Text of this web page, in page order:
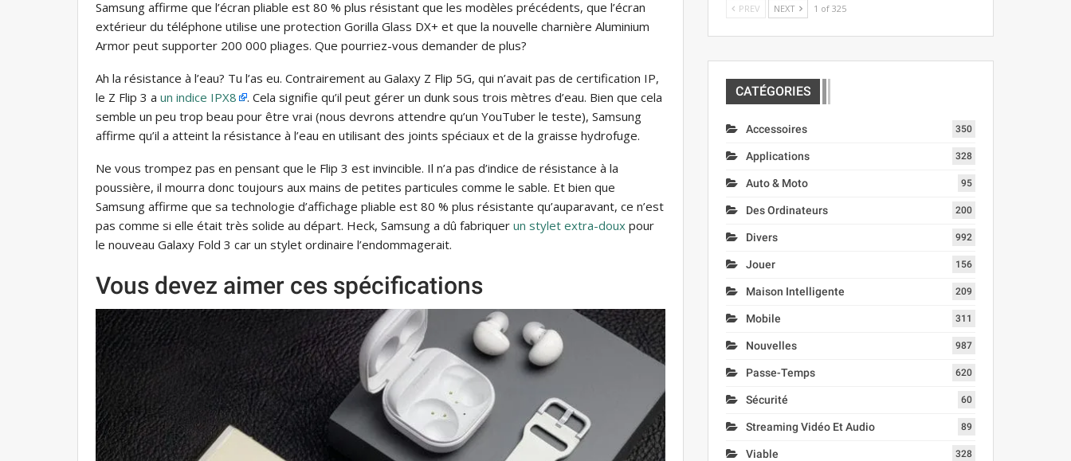
Samsung affirme que l’écran pliable est 80 % plus résistant que les modèles précédents, que l’écran
extérieur du téléphone utilise une protection Gorilla Glass DX+ et que la nouvelle charnière Aluminium
Armor peut supporter 200 000 pliages. Que pourriez-vous demander de plus?
Ah la résistance à l’eau? Tu l’as eu. Contrairement au Galaxy Z Flip 5G, qui n’avait pas de certification IP,
le Z Flip 3 a un indice IPX8
. Cela signifie qu’il peut gérer un dunk sous trois mètres d’eau. Bien que cela
semble un peu trop beau pour être vrai (nous devrons attendre qu’un YouTuber le teste), Samsung
affirme qu’il a atteint la résistance à l’eau en utilisant des joints spéciaux et de la graisse hydrofuge.
Ne vous trompez pas en pensant que le Flip 3 est invincible. Il n’a pas d’indice de résistance à la
poussière, il mourra donc toujours aux mains de petites particules comme le sable. Et bien que
Samsung affirme que sa technologie d’affichage pliable est 80 % plus résistante qu’auparavant, ce n’est
pas comme si elle était très solide au départ. Heck, Samsung a dû fabriquer un stylet extra-doux pour
le nouveau Galaxy Fold 3 car un stylet ordinaire l’endommagerait.
Vous devez aimer ces spécifications
PREV NEXT 1 of 325
CATÉGORIES
Accessoires 350
Applications 328
Auto & Moto 95
Des Ordinateurs 200
Divers 992
Jouer 156
Maison Intelligente 209
Mobile 311
Nouvelles 987
Passe-Temps 620
Sécurité 60
Streaming Vidéo Et Audio 89
Viable 328